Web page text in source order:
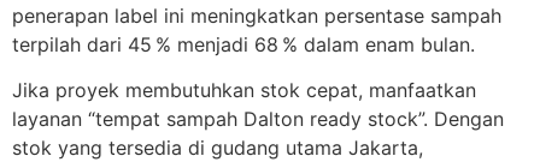
penerapan label ini meningkatkan persentase sampah
terpilah dari 45 % menjadi 68 % dalam enam bulan.
Jika proyek membutuhkan stok cepat, manfaatkan
layanan “tempat sampah Dalton ready stock”. Dengan
stok yang tersedia di gudang utama Jakarta,